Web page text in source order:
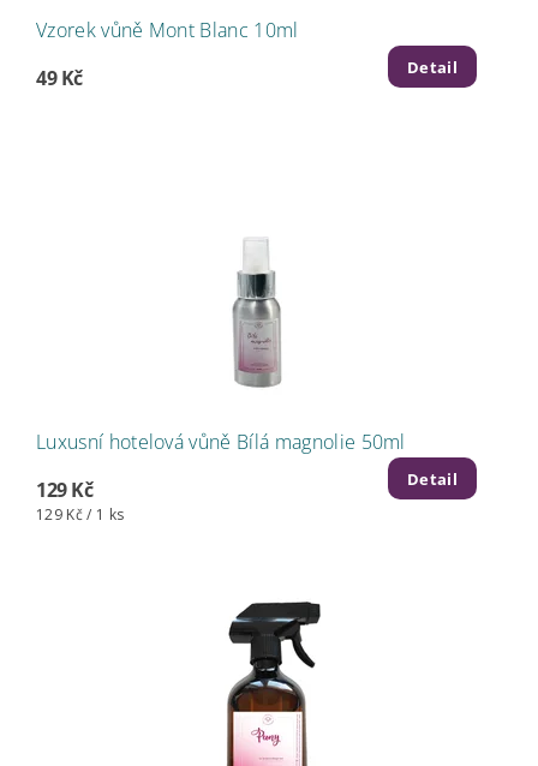
Vzorek vůně Mont Blanc 10ml
49 Kč
Detail
Luxusní hotelová vůně Bílá magnolie 50ml
129 Kč
129 Kč / 1 ks
Detail